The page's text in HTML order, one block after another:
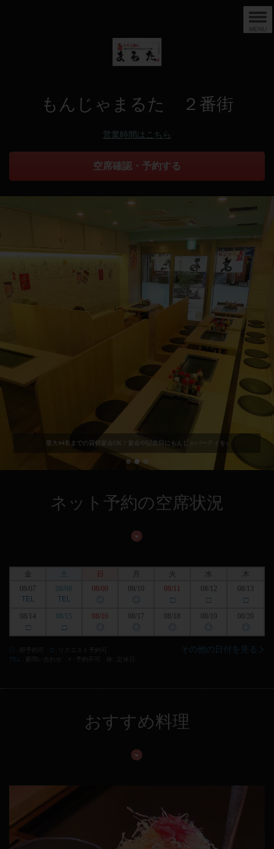
MENU
もんじゃまるた ２番街
営業時間はこちら
空席確認・予約する
最大44名までの貸切宴会OK！宴会や記念日にもんじゃパーティを♪
ネット予約の空席状況
金 土 日 火 水
木
08/07
TEL
08/08
TEL
08/09
◎ ◎
08/11
□
08/12
□
08/13
□
08/14
□
08/15
□
08/16
◎
08/17
◎ ◎
08/19
◎
08/20
◎
□
TEL
要問い合わせ 休 定休日
その他の日付を見る
おすすめ料理